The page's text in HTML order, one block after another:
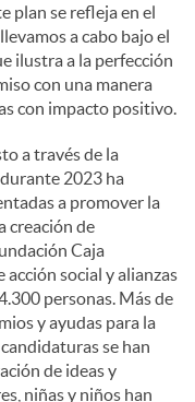
plan se refleja en el
a cabo bajo el
ilustra a la perfección
con una manera
con impacto positivo.
a través de la
2023 ha
a promover la
creación de
Caja
social y alianzas
personas. Más de
y ayudas para la
se han
de ideas y
niñas y niños han